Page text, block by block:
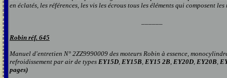
en éclatés, les références, les vis les écrous tous les éléments qui composent les
Robin réf. 645
Manuel d'entretien N° 2ZZ9990009 des moteurs Robin à essence,
refroidissement par air de types EY15D, EY15B, EY15 2B, EY20D, EY20B,
pages)